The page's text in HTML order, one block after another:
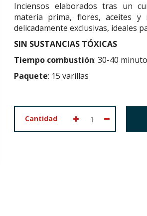
Inciensos elaborados tras un
materia prima, flores, aceites y
delicadamente exclusivas, ideales
SIN SUSTANCIAS TÓXICAS
Tiempo combustión: 30-40
Paquete: 15 varillas
Cantidad